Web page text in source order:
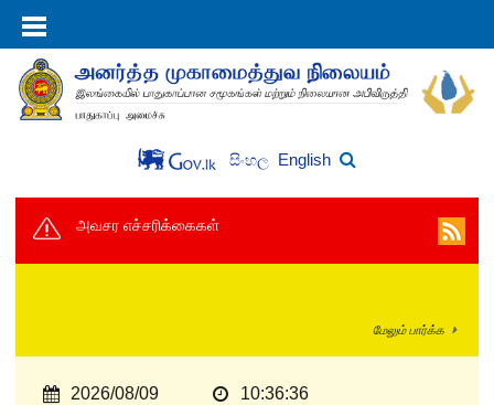
සිංහල English
அவசர எச்சரிக்கைகள்
மேலும் பார்க்க
2026/08/09 10:36:37